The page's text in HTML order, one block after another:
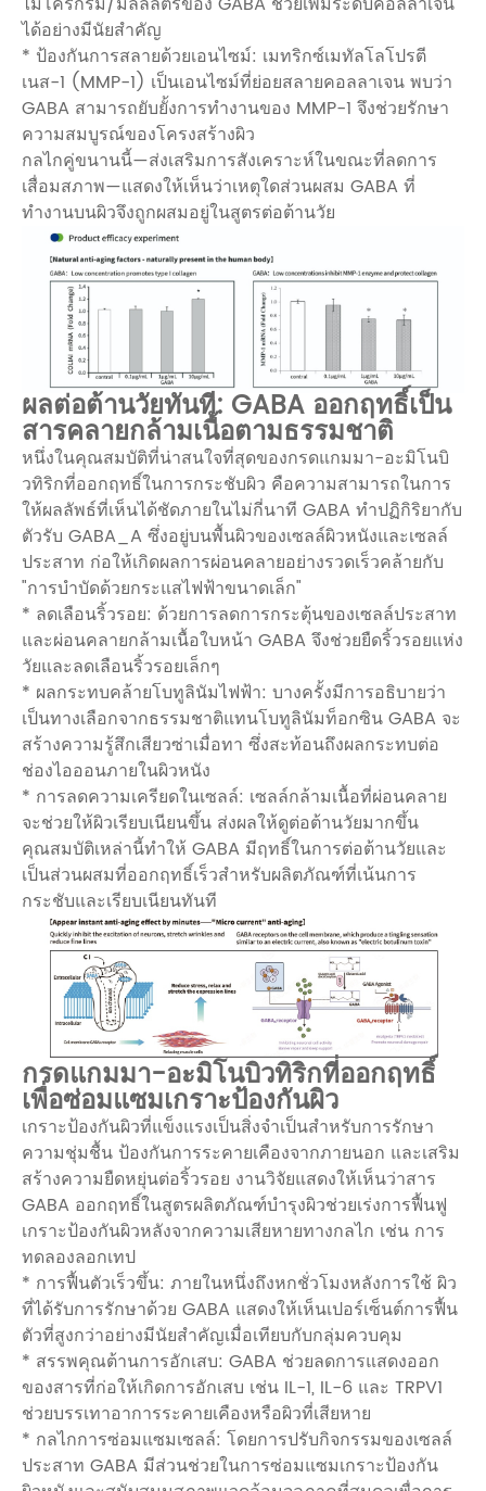
ได้อย่างมีนัยสำคัญ
* ป้องกันการสลายด้วยเอนไซม์: เมทริกซ์เมทัลโลโปรตี
เนส-1 (MMP-1) เป็นเอนไซม์ที่ย่อยสลายคอลลาเจน พบว่า
GABA สามารถยับยั้งการทำงานของ MMP-1 จึงช่วยรักษา
ความสมบูรณ์ของโครงสร้างผิว
กลไกคู่ขนานนี้—ส่งเสริมการสังเคราะห์ในขณะที่ลดการ
เสื่อมสภาพ—แสดงให้เห็นว่าเหตุใดส่วนผสม GABA ที่
ทำงานบนผิวจึงถูกผสมอยู่ในสูตรต่อต้านวัย
ผลต่อต้านวัยทันที: GABA ออกฤทธิ์เป็น
สารคลายกล้ามเนื้อตามธรรมชาติ
หนึ่งในคุณสมบัติที่น่าสนใจที่สุดของกรดแกมมา-อะมิโนบิ
วทิริกที่ออกฤทธิ์ในการกระชับผิว คือความสามารถในการ
ให้ผลลัพธ์ที่เห็นได้ชัดภายในไม่กี่นาที GABA ทำปฏิกิริยากับ
ตัวรับ GABA_A ซึ่งอยู่บนพื้นผิวของเซลล์ผิวหนังและเซลล์
ประสาท ก่อให้เกิดผลการผ่อนคลายอย่างรวดเร็วคล้ายกับ
"การบำบัดด้วยกระแสไฟฟ้าขนาดเล็ก"
* ลดเลือนริ้วรอย: ด้วยการลดการกระตุ้นของเซลล์ประสาท
และผ่อนคลายกล้ามเนื้อใบหน้า GABA จึงช่วยยืดริ้วรอยแห่ง
วัยและลดเลือนริ้วรอยเล็กๆ
* ผลกระทบคล้ายโบทูลินัมไฟฟ้า: บางครั้งมีการอธิบายว่า
เป็นทางเลือกจากธรรมชาติแทนโบทูลินัมท็อกซิน GABA จะ
สร้างความรู้สึกเสียวซ่าเมื่อทา ซึ่งสะท้อนถึงผลกระทบต่อ
ช่องไอออนภายในผิวหนัง
* การลดความเครียดในเซลล์: เซลล์กล้ามเนื้อที่ผ่อนคลาย
จะช่วยให้ผิวเรียบเนียนขึ้น ส่งผลให้ดูต่อต้านวัยมากขึ้น
คุณสมบัติเหล่านี้ทำให้ GABA มีฤทธิ์ในการต่อต้านวัยและ
เป็นส่วนผสมที่ออกฤทธิ์เร็วสำหรับผลิตภัณฑ์ที่เน้นการ
กระชับและเรียบเนียนทันที
กรดแกมมา-อะมิโนบิวทิริกที่ออกฤทธิ์
เพื่อซ่อมแซมเกราะป้องกันผิว
เกราะป้องกันผิวที่แข็งแรงเป็นสิ่งจำเป็นสำหรับการรักษา
ความชุ่มชื้น ป้องกันการระคายเคืองจากภายนอก และเสริม
สร้างความยืดหยุ่นต่อริ้วรอย งานวิจัยแสดงให้เห็นว่าสาร
GABA ออกฤทธิ์ในสูตรผลิตภัณฑ์บำรุงผิวช่วยเร่งการฟื้นฟู
เกราะป้องกันผิวหลังจากความเสียหายทางกลไก เช่น การ
ทดลองลอกเทป
* การฟื้นตัวเร็วขึ้น: ภายในหนึ่งถึงหกชั่วโมงหลังการใช้ ผิว
ที่ได้รับการรักษาด้วย GABA แสดงให้เห็นเปอร์เซ็นต์การฟื้น
ตัวที่สูงกว่าอย่างมีนัยสำคัญเมื่อเทียบกับกลุ่มควบคุม
* สรรพคุณต้านการอักเสบ: GABA ช่วยลดการแสดงออก
ของสารที่ก่อให้เกิดการอักเสบ เช่น IL-1, IL-6 และ TRPV1
ช่วยบรรเทาอาการระคายเคืองหรือผิวที่เสียหาย
* กลไกการซ่อมแซมเซลล์: โดยการปรับกิจกรรมของเซลล์
ประสาท GABA มีส่วนช่วยในการซ่อมแซมเกราะป้องกัน